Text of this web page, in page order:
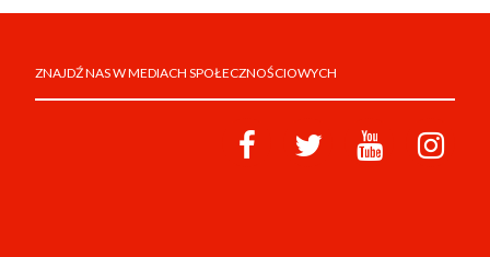
ZNAJDŹ NAS W MEDIACH SPOŁECZNOŚCIOWYCH